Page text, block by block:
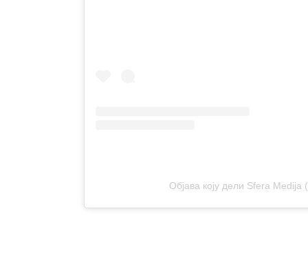
Објава коју дели Sfera Medija